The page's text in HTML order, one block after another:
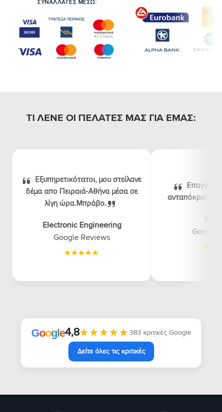
ΣΥΝΑΛΛΑΓΕΣ ΜΕΣΩ:
ΤΙ ΛΕΝΕ ΟΙ ΠΕΛΑΤΕΣ ΜΑΣ ΓΙΑ ΕΜΑΣ:
Εξυπηρετικότατοι, μου στείλανε
δέμα απο Πειραιά-Αθήνα μέσα σε
λίγη ώρα.Μπράβο.
Electronic Engineering
Google Reviews
ανταπόκριση,
Google
Google4,8★★★★★
★★★★★ 383 κριτικές Google
Δείτε όλες τις κριτικές